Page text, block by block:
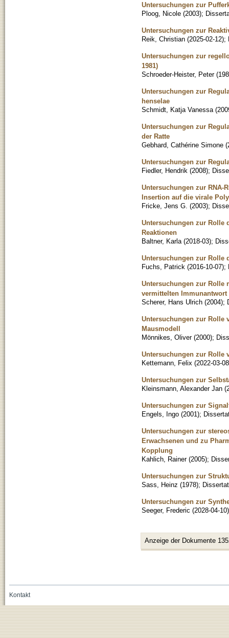
Untersuchungen zur
Ploog, Nicole (2003);
Untersuchungen zur
Reik, Christian (2025-02-12);
Untersuchungen zur
1981)
Schroeder-Heister, Peter (
Untersuchungen zur
henselae
Schmidt, Katja Vanessa (
Untersuchungen zur
der Ratte
Gebhard, Cathérine Simone (
Untersuchungen zur
Fiedler, Hendrik (2008);
Untersuchungen zur
Insertion auf die virale
Fricke, Jens G. (2003);
Untersuchungen zur Rolle
Reaktionen
Baltner, Karla (2018-03);
Untersuchungen zur Rolle
Fuchs, Patrick (2016-10-07);
Untersuchungen zur Rolle
vermittelten
Scherer, Hans Ulrich (2004);
Untersuchungen zur Rolle
Mausmodell
Mönnikes, Oliver (2000);
Untersuchungen zur Rolle
Kettemann, Felix (2022-03-08
Untersuchungen zur
Kleinsmann, Alexander Jan (
Untersuchungen zur
Engels, Ingo (2001);
Untersuchungen zur
Erwachsenen und zu
Kopplung
Kahlich, Rainer (2005);
Untersuchungen zur
Sass, Heinz (1978);
Untersuchungen zur
Seeger, Frederic (2028-04-10)
Anzeige der Dokumente
Kontakt